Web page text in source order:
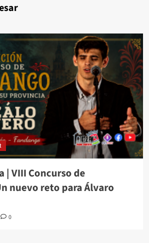
| VIII Concurso de
nuevo reto para Álvaro
0